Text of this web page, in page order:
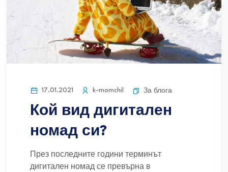
17.01.2021 k-momchil За блога
Кой вид дигитален
номад си?
През последните години терминът
дигитален номад се превърна в